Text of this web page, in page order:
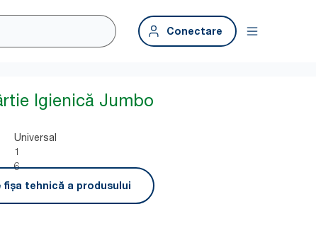
Conectare
Igienică Jumbo
Universal
1
6
fișa tehnică a produsului